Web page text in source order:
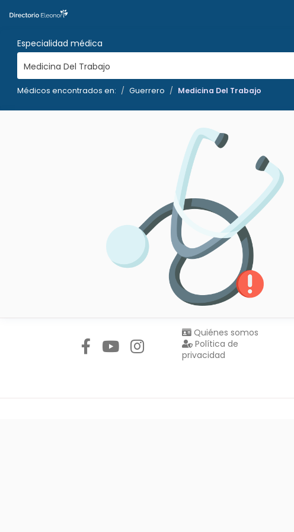
Especialidad médica
Medicina Del Trabajo
Médicos encontrados en: Guerrero Medicina Del Trabajo
Quiénes somos
Política de
privacidad